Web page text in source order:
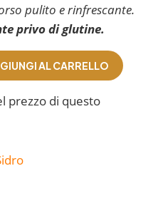
pulito e rinfrescante.
privo di glutine.
AL CARRELLO
prezzo di questo